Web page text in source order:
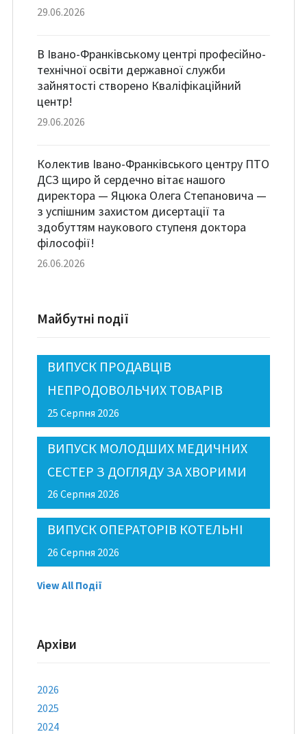
29.06.2026
В Івано-Франківському центрі професійно-
технічної освіти державної служби
зайнятості створено Кваліфікаційний
центр!
29.06.2026
Колектив Івано-Франківського центру ПТО
ДСЗ щиро й сердечно вітає нашого
директора — Яцюка Олега Степановича —
з успішним захистом дисертації та
здобуттям наукового ступеня доктора
філософії!
26.06.2026
Майбутні події
ВИПУСК ПРОДАВЦІВ
НЕПРОДОВОЛЬЧИХ ТОВАРІВ
25 Серпня 2026
ВИПУСК МОЛОДШИХ МЕДИЧНИХ
СЕСТЕР З ДОГЛЯДУ ЗА ХВОРИМИ
26 Серпня 2026
ВИПУСК ОПЕРАТОРІВ КОТЕЛЬНІ
26 Серпня 2026
View All Події
Архіви
2026
2025
2024